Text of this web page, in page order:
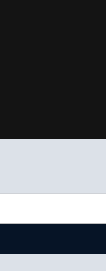
van deze site zijn de